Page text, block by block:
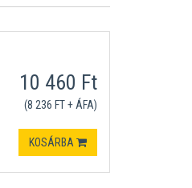
10 460 Ft
(8 236 FT + ÁFA)
KOSÁRBA